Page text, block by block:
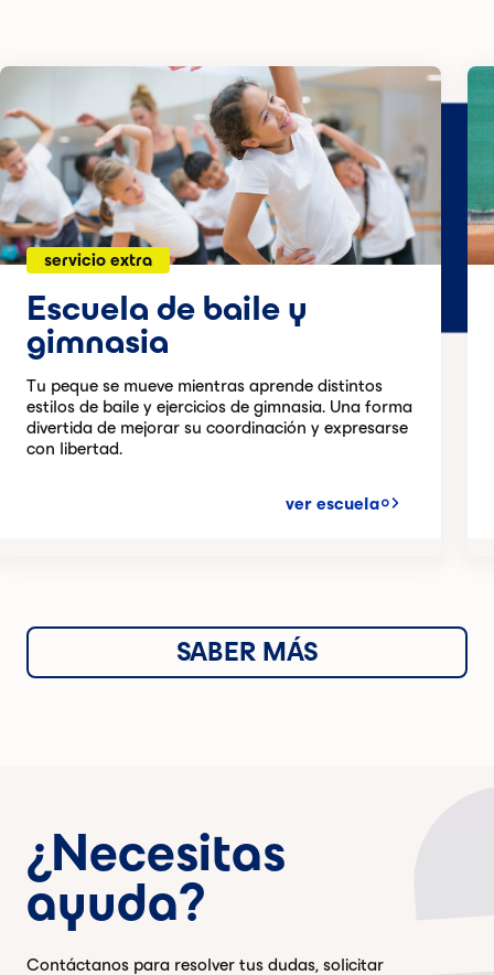
servicio extra
Escuela de baile y
gimnasia
Tu peque se mueve mientras aprende distintos
estilos de baile y ejercicios de gimnasia. Una forma
divertida de mejorar su coordinación y expresarse
con libertad.
ver escuela
SABER MÁS
¿Necesitas
ayuda?
Contáctanos para resolver tus dudas, solicitar